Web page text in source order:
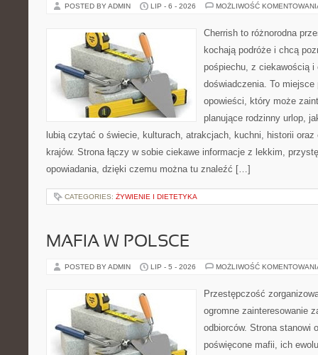
POSTED BY ADMIN LIP - 6 - 2026 MOŻLIWOŚĆ
Cherrish to różnorodna
kochają podróże i chcą
pośpiechu, z ciekawością i
doświadczenia. To miejsce
opowieści, który może
planujące rodzinny urlop,
lubią czytać o świecie, kulturach, atrakcjach, kuchni, historii
krajów. Strona łączy w sobie ciekawe informacje z lekkim,
opowiadania, dzięki czemu można tu znaleźć […]
CATEGORIES: ŻYWIENIE I DIETETYKA
MAFIA W POLSCE
POSTED BY ADMIN LIP - 5 - 2026 MOŻLIWOŚĆ
Przestępczość
ogromne zainteresowanie
odbiorców. Strona stanowi
poświęcone mafii, ich